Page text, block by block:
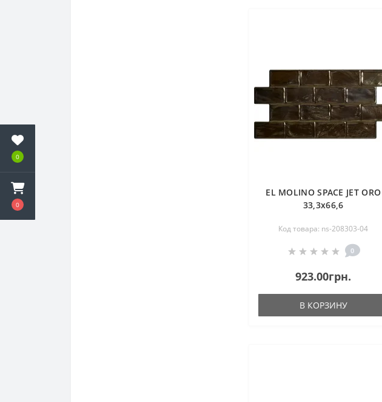
0
0
EL MOLINO SPACE JET ORO
33,3х66,6
Код товара: ns-208303-04
0
923.00грн.
В КОРЗИНУ